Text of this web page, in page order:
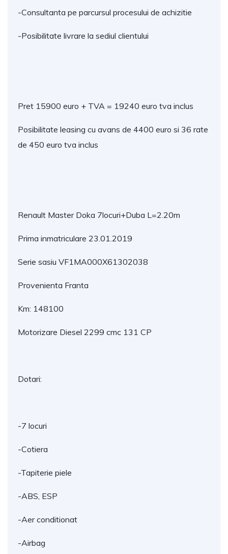
-Consultanta pe parcursul procesului de achizitie
-Posibilitate livrare la sediul clientului
Pret 15900 euro + TVA = 19240 euro tva inclus
Posibilitate leasing cu avans de 4400 euro si 36 rate
de 450 euro tva inclus
Renault Master Doka 7locuri+Duba L=2.20m
Prima inmatriculare 23.01.2019
Serie sasiu VF1MA000X61302038
Provenienta Franta
Km: 148100
Motorizare Diesel 2299 cmc 131 CP
Dotari:
-7 locuri
-Cotiera
-Tapiterie piele
-ABS, ESP
-Aer conditionat
-Airbag